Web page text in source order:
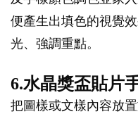
便產生出填色的視覺
光、強調重點。
6.水晶獎盃貼片
把圖樣或文樣內容放